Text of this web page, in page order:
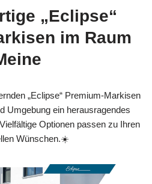
„Eclipse“
im Raum
„Eclipse“ Premium-Markisen
Umgebung ein herausragendes
Optionen passen zu Ihren
Wünschen.☀️